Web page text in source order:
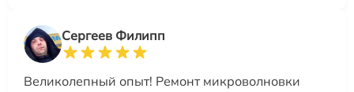
Сергеев Филипп
Великолепный опыт! Ремонт микроволновки